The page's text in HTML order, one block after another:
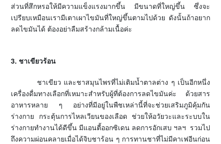
ส่วนที่สึกหรอให้มีความแข็งแรงมากขึ้น มีขนาดที่ใหญ่ขึ้น ซึ่งจะ
เปรียบเหมือนเรามีเตาเผาไขมันที่ใหญ่ขึ้นตามไปด้วย ดังนั้นถ้าอยาก
ลดไขมันได้ ต้องอย่าลืมสร้างกล้ามเนื้อค่ะ
3. ชาเขียวร้อน
ชาเขียว และชาสมุนไพรที่ไม่เติมน้ำตาลต่าง ๆ เป็นอีกหนึ่ง
เครื่องดื่มทางเลือกที่เหมาะสำหรับผู้ที่ต้องการลดไขมันค่ะ ด้วยสาร
อาหารหลาย ๆ อย่างที่มีอยู่ในพืชเหล่านี้ที่จะช่วยเสริมภูมิคุ้มกัน
ร่างกาย กระตุ้นการไหลเวียนของเลือด ช่วยให้อวัยวะและระบบใน
ร่างกายทำงานได้ดีขึ้น มีแอนตี้ออกซิเดน ลดการอักเสบ ฯลฯ รวมไป
ถึงความผ่อนคลายเมื่อได้จิบชาร้อน ๆ การทานชาที่ไม่มีคาเฟอีนก่อน